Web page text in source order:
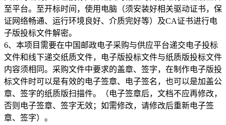
至平台。至开标时间，使用电脑（须安装好相关驱动证书，保
证网络畅通、运行环境良好、介质完好等）及CA证书进行电
子版投标文件解密。
6、本项目需要在中国邮政电子采购与供应平台递交电子投标
文件和线下递交纸质文件，电子版投标文件与纸质版投标文件
内容须相同。采购文件中要求的盖章、签字，在制作电子版投
标文件时可以是有效的电子签章、电子签名，也可以是加盖公
章、签字的纸质版扫描件。（电子签章后，文档不应再修改，
否则电子签章、签字无效；如需修改，请修改后重新电子签
章、签字）。